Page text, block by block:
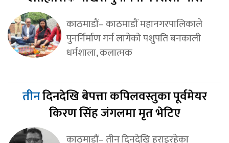
काठमाडौं– काठमाडौं महानगरपालिकाले
पुनर्निर्माण गर्न लागेको पशुपति बनकाली
धर्मशाला, कलात्मक
तीनदिनदेखि बेपत्ता कपिलवस्तुका पूर्वमेयर
किरण सिंह जंगलमा मृत भेटिए
काठमाडौं– तीन दिनदेखि हराइरहेका